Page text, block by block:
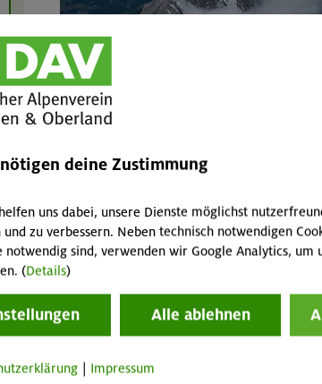
Webcam auf der Zugspitze
Webcam Meilerhütte mit Blick zur
Haus
deine Zustimmung
uns dabei, unsere Dienste möglichst
und zu verbessern. Neben technisch notwendigen
notwendig sind, verwenden wir Google Analytics, um
(Details)
Alle ablehnen
Impressum